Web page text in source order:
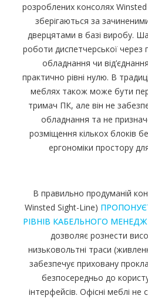
розроблених консолях
зберігаються за
дверцятами в базі виробу.
роботи диспетчерської
обладнання чи
практично рівні нулю. В
меблях також може бути
тримач ПК, але він не
обладнання та не
розміщення кількох блоків
ергономіки простору
В правильно продуманій
Winsted Sight-Line)
РІВНІВ КАБЕЛЬНОГО
дозволяє рознести
низьковольтні траси
забезпечує приховану
безпосередньо до
інтерфейсів. Офісні меблі не